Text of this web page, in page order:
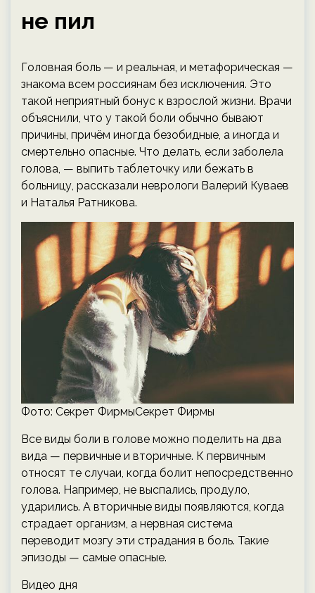
не пил
Головная боль — и реальная, и метафорическая —
знакома всем россиянам без исключения. Это
такой неприятный бонус к взрослой жизни. Врачи
объяснили, что у такой боли обычно бывают
причины, причём иногда безобидные, а иногда и
смертельно опасные. Что делать, если заболела
голова, — выпить таблеточку или бежать в
больницу, рассказали неврологи Валерий Куваев
и Наталья Ратникова.
Фото: Секрет ФирмыСекрет Фирмы
Все виды боли в голове можно поделить на два
вида — первичные и вторичные. К первичным
относят те случаи, когда болит непосредственно
голова. Например, не выспались, продуло,
ударились. А вторичные виды появляются, когда
страдает организм, а нервная система
переводит мозгу эти страдания в боль. Такие
эпизоды — самые опасные.
Видео дня